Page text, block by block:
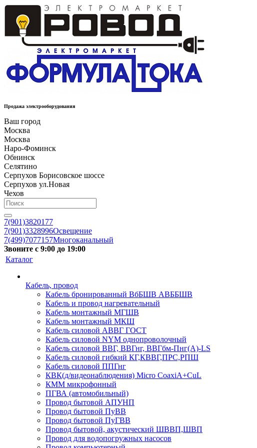
Продажа электрооборудования
Ваш город
Москва
Москва
Наро-Фоминск
Обнинск
Селятино
Серпухов Борисовское шоссе
Серпухов ул.Новая
Чехов
7(901)3820177
7(901)3328996Освещение
7(499)7077157Многоканальный
Звоните с 9:00 до 19:00
Каталог
Кабель, провод
Кабель бронированный ВбБШВ АВББШВ
Кабель и провод нагревательный
Кабель монтажный МГШВ
Кабель монтажный МКШ
Кабель силовой АВВГ ГОСТ
Кабель силовой NYM однопроволочный
Кабель силовой ВВГ, ВВГнг, ВВГбм-Пнг(А)-LS
Кабель силовой гибкий КГ,КВВГ,ПРС,РПШ
Кабель силовой ППГнг
КВК(д/видеонаблюдения) Micro CoaxiA+CuL
КММ микрофонный
ПГВА (автомобильный)
Провод бытовой АПУНП
Провод бытовой ПуВВ
Провод бытовой ПуГВВ
Провод бытовой, акустический ШВВП,ШВП
Провод для водопогружных насосов